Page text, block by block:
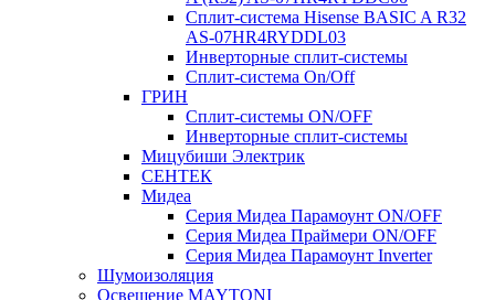
Сплит-система Hisense BASIC A R32
AS-07HR4RYDDL03
Инверторные сплит-системы
Сплит-система On/Off
ГРИН
Сплит-системы ON/OFF
Инверторные сплит-системы
Мицубиши Электрик
СЕНТЕК
Мидеа
Серия Мидеа Парамоунт ON/OFF
Серия Мидеа Праймери ON/OFF
Серия Мидеа Парамоунт Inverter
Шумоизоляция
Освещение MAYTONI